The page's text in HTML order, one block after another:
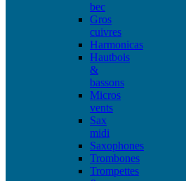
bec
Gros
cuivres
Harmonicas
Hautbois
&
bassons
Micros
vents
Sax
midi
Saxophones
Trombones
Trompettes